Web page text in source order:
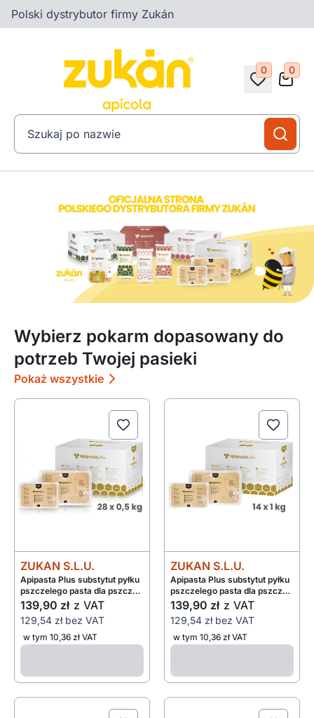
Polski dystrybutor firmy Zukán
0 0
Wybierz pokarm dopasowany do
potrzeb Twojej pasieki
Pokaż wszystkie
ZUKAN S.L.U.
Apipasta Plus substytut pyłku
pszczelego pasta dla pszczół
28x0,5kg
139,90 zł z VAT
129,54 zł bez VAT
w tym 10,36 zł VAT
ZUKAN S.L.U.
Apipasta Plus substytut pyłku
pszczelego pasta dla pszczół
14x1kg
139,90 zł z VAT
129,54 zł bez VAT
w tym 10,36 zł VAT